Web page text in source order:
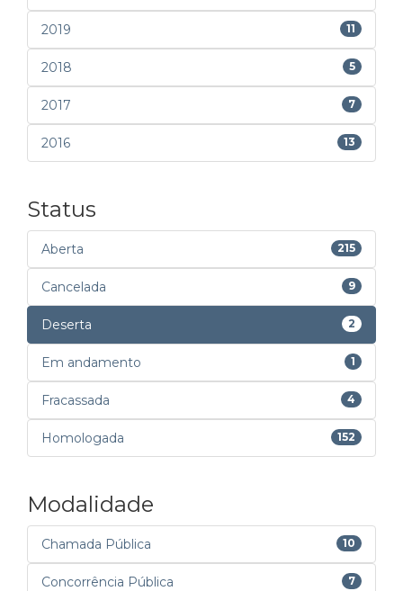
2019 11
2018 5
2017 7
2016 13
Status
Aberta 215
Cancelada 9
Deserta 2
Em andamento 1
Fracassada 4
Homologada 152
Modalidade
Chamada Pública 10
Concorrência Pública 7